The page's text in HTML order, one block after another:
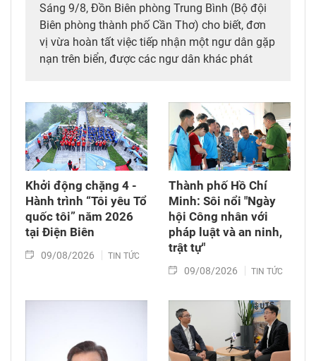
Sáng 9/8, Đồn Biên phòng Trung Bình (Bộ đội
Biên phòng thành phố Cần Thơ) cho biết, đơn
vị vừa hoàn tất việc tiếp nhận một ngư dân gặp
nạn trên biển, được các ngư dân khác phát
Khởi động chặng 4 -
Hành trình “Tôi yêu Tổ
quốc tôi” năm 2026
tại Điện Biên
09/08/2026 TIN TỨC
Thành phố Hồ Chí
Minh: Sôi nổi "Ngày
hội Công nhân với
pháp luật và an ninh,
trật tự"
09/08/2026 TIN TỨC